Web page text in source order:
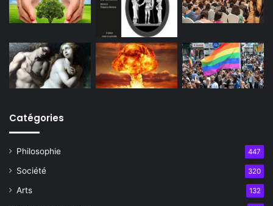
Catégories
Philosophie 447
Société 320
Arts 132